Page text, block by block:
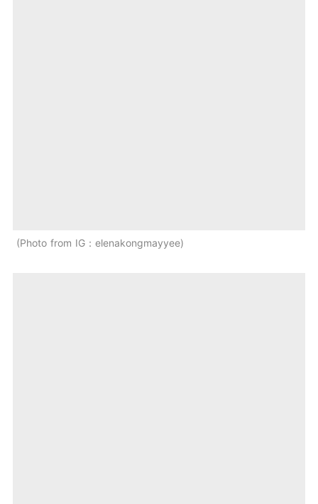
Photo from IG：elenakongmayyee